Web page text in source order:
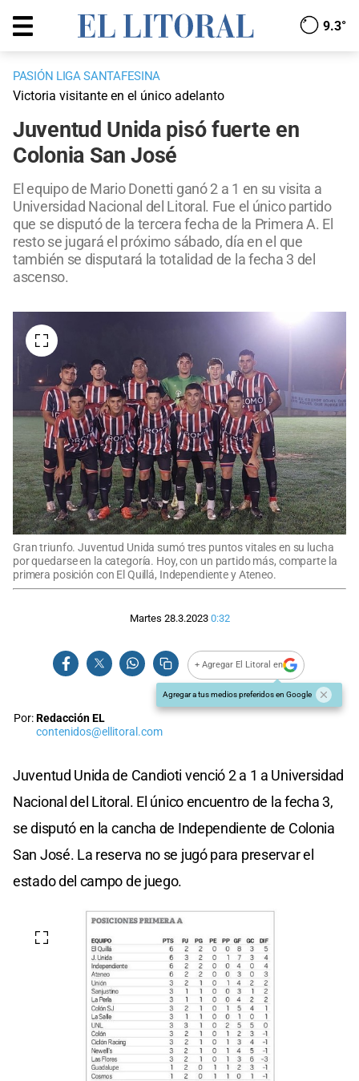
9.3°
PASIÓN LIGA SANTAFESINA
Victoria visitante en el único adelanto
Juventud Unida pisó fuerte en
Colonia San José
El equipo de Mario Donetti ganó 2 a 1 en su visita a
Universidad Nacional del Litoral. Fue el único partido
que se disputó de la tercera fecha de la Primera A. El
resto se jugará el próximo sábado, día en el que
también se disputará la totalidad de la fecha 3 del
ascenso.
Gran triunfo. Juventud Unida sumó tres puntos vitales en su lucha
por quedarse en la categoría. Hoy, con un partido más, comparte la
primera posición con El Quillá, Independiente y Ateneo.
Martes 28.3.2023 0:32
+ Agregar El Litoral en
Agregar a tus medios preferidos en Google
Por:Redacción EL
contenidos@ellitoral.com
Juventud Unida de Candioti venció 2 a 1 a Universidad
Nacional del Litoral. El único encuentro de la fecha 3,
se disputó en la cancha de Independiente de Colonia
San José. La reserva no se jugó para preservar el
estado del campo de juego.